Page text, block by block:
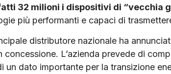
32 milioni i dispositivi di “vecchia
più performanti e capaci di
distributore nazionale ha
concessione. L’azienda prevede di
un dato importante per la transizione